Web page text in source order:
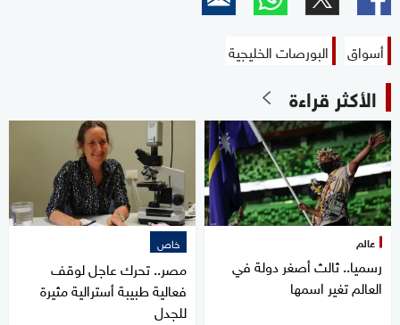
أسواق البورصات الخليجية
الأكثر قراءة
عالم
رسميا.. ثالث أصغر دولة في
العالم تغير اسمها
خاص
مصر.. تحرك عاجل لوقف
فعالية طبيبة أسترالية مثيرة
للجدل